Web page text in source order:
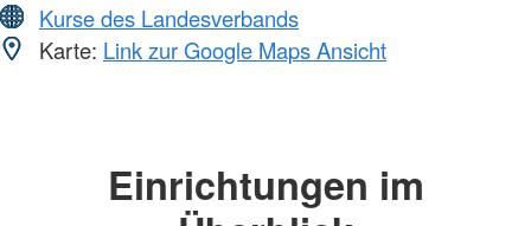
Kurse des Landesverbands
Karte: Link zur Google Maps Ansicht
Einrichtungen im